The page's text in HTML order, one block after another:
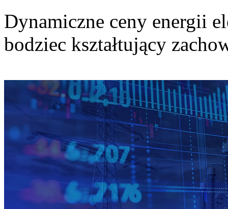
Dynamiczne ceny energii
bodziec kształtujący